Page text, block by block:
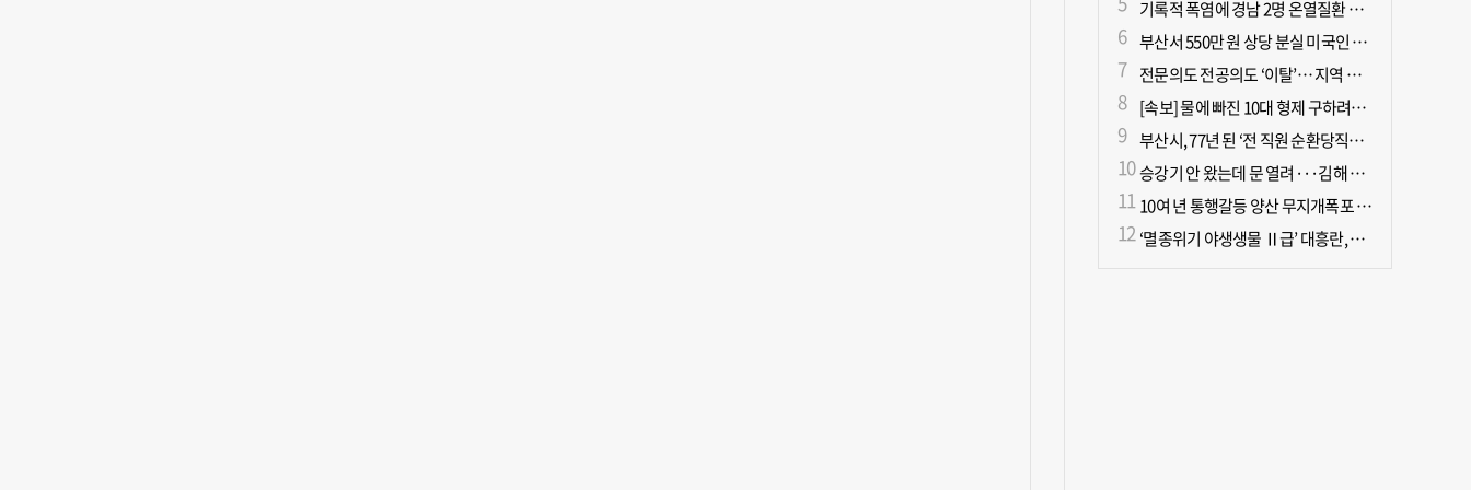
기록적 폭염에 경남 2명 온열질환 사망
부산서 550만 원 상당 분실 미국인 관광객, 경찰 도움으로 되찾아
전문의도 전공의도 ‘이탈’… 지역 필수의료 무너진다
[속보] 물에 빠진 10대 형제 구하려던 50대 군인 2명 심정지 상태로 이송
부산시, 77년 된 ‘전 직원 순환당직제’ 폐지
승강기 안 왔는데 문 열려···김해 병원서 60대 직원 추락사
10여 년 통행갈등 양산 무지개폭포 해결되나?
‘멸종위기 야생생물 Ⅱ급’ 대흥란, 지리산 새 서식지 확인